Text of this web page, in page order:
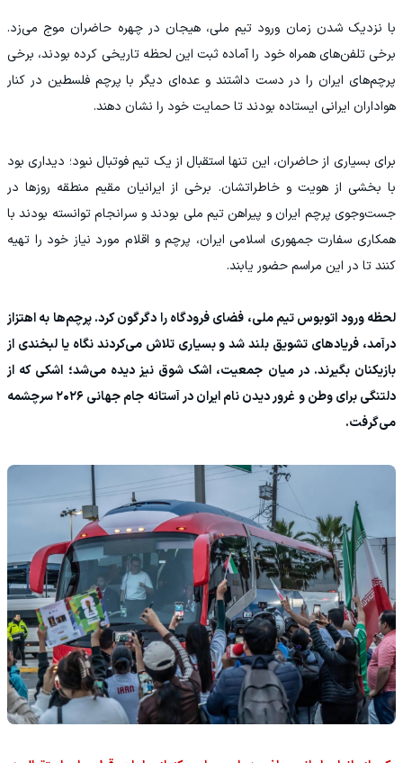
با نزدیک شدن زمان ورود تیم ملی، هیجان در چهره حاضران موج می‌زد.
برخی تلفن‌های همراه خود را آماده ثبت این لحظه تاریخی کرده بودند، برخی
پرچم‌های ایران را در دست داشتند و عده‌ای دیگر با پرچم فلسطین در کنار
هواداران ایرانی ایستاده بودند تا حمایت خود را نشان دهند.
برای بسیاری از حاضران، این تنها استقبال از یک تیم فوتبال نبود؛ دیداری بود
با بخشی از هویت و خاطراتشان. برخی از ایرانیان مقیم منطقه روزها در
جست‌وجوی پرچم ایران و پیراهن تیم ملی بودند و سرانجام توانسته بودند با
همکاری سفارت جمهوری اسلامی ایران، پرچم و اقلام مورد نیاز خود را تهیه
کنند تا در این مراسم حضور یابند.
لحظه ورود اتوبوس تیم ملی، فضای فرودگاه را دگرگون کرد. پرچم‌ها به اهتزاز
درآمد، فریادهای تشویق بلند شد و بسیاری تلاش می‌کردند نگاه یا لبخندی از
بازیکنان بگیرند. در میان جمعیت، اشک شوق نیز دیده می‌شد؛ اشکی که از
دلتنگی برای وطن و غرور دیدن نام ایران در آستانه جام جهانی ۲۰۲۶ سرچشمه
می‌گرفت.